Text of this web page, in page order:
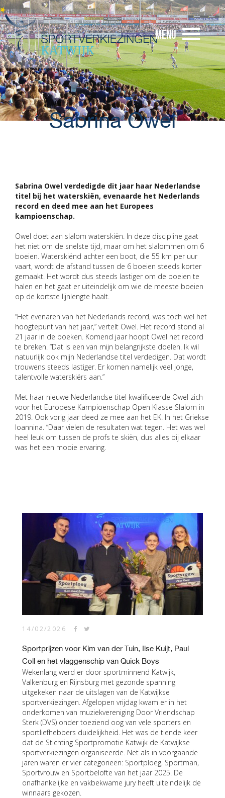
Menu
Sabrina Owel
Sabrina Owel verdedigde dit jaar haar Nederlandse
titel bij het waterskiën, evenaarde het Nederlands
record en deed mee aan het Europees
kampioenschap.
Owel doet aan slalom waterskiën. In deze discipline gaat
het niet om de snelste tijd, maar om het slalommen om 6
boeien. Waterskiënd achter een boot, die 55 km per uur
vaart, wordt de afstand tussen de 6 boeien steeds korter
gemaakt. Het wordt dus steeds lastiger om de boeien te
halen en het gaat er uiteindelijk om wie de meeste boeien
op de kortste lijnlengte haalt.
“Het evenaren van het Nederlands record, was toch wel het
hoogtepunt van het jaar,” vertelt Owel. Het record stond al
21 jaar in de boeken. Komend jaar hoopt Owel het record
te breken. “Dat is een van mijn belangrijkste doelen. Ik wil
natuurlijk ook mijn Nederlandse titel verdedigen. Dat wordt
trouwens steeds lastiger. Er komen namelijk veel jonge,
talentvolle waterskiërs aan.”
Met haar nieuwe Nederlandse titel kwalificeerde Owel zich
voor het Europese Kampioenschap Open Klasse Slalom in
2019. Ook vorig jaar deed ze mee aan het EK. In het Griekse
Ioannina. “Daar vielen de resultaten wat tegen. Het was wel
heel leuk om tussen de profs te skiën, dus alles bij elkaar
was het een mooie ervaring.
14/02/2026
Sportprijzen voor Kim van der Tuin, Ilse Kuijt, Paul
Coll en het vlaggenschip van Quick Boys
Wekenlang werd er door sportminnend Katwijk,
Valkenburg en Rijnsburg met gezonde spanning
uitgekeken naar de uitslagen van de Katwijkse
sportverkiezingen. Afgelopen vrijdag kwam er in het
onderkomen van muziekvereniging Door Vriendschap
Sterk (DVS) onder toeziend oog van vele sporters en
sportliefhebbers duidelijkheid. Het was de tiende keer
dat de Stichting Sportpromotie Katwijk de Katwijkse
sportverkiezingen organiseerde. Net als in voorgaande
jaren waren er vier categorieën: Sportploeg, Sportman,
Sportvrouw en Sportbelofte van het jaar 2025. De
onafhankelijke en vakbekwame jury heeft uiteindelijk de
winnaars gekozen.